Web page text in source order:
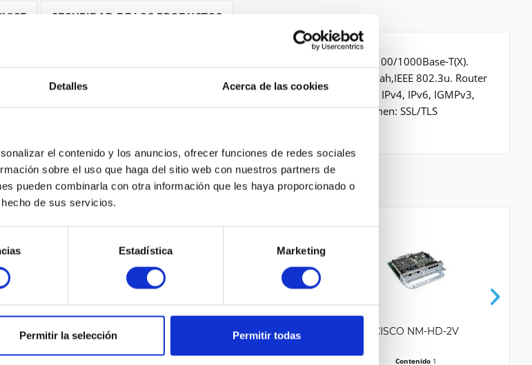
Detalles Acerca de las cookies
el contenido y los anuncios, ofrecer funciones de redes sociales
sobre el uso que haga del sitio web con nuestros partners de
pueden combinarla con otra información que les haya proporcionado o
de sus servicios.
Estadística Marketing
Permitir la selección Permitir todas
Política de Privacidad
entender y estar de
acuerdo*
Los campos con * son obligatorios
SEGURIDAD DE LOS PRODUCTOS
LAN Datentransferraten: 10,100,1000 Mbit/s, Verkabelungstechnologie: 10/100/1000Base-T(X).
IEEE 802.1ag,IEEE 802.1Q,IEEE 802.3,IEEE 802.3ab,IEEE 802.3af,IEEE 802.3ah,IEEE 802.3u. Router
Protokolle: CBWFQ, WRED, QoS, PBR, NBAR, Unterstützte Protokolle: IPv4, IPv6, IGMPv3,
Multicast, MPLS, Layer 2 & Layer 3 VPN,.... Unterstützte Sicherheitsalgorithmen: SSL/TLS
CISCO WS-X4596-E CISCO WS-C6K-VTT-E CISCO NM-HD-2V
Contenido 1